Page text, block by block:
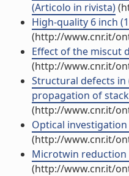
(Articolo in rivista)
High-quality 6 inch
(http://www.cnr.it/
Effect of the miscut
(http://www.cnr.it/
Structural defects in
propagation of
(http://www.cnr.it/
Optical
(http://www.cnr.it/
Microtwin reduction
(http://www.cnr.it/